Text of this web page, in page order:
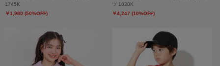
1745K
￥1,980 (50%OFF)
ツ 1820K
￥4,247 (10%OFF)